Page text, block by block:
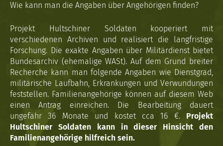
Wie kann man die Angaben über Angehörigen finden?
Projekt Hultschiner Soldaten kooperiert mit
verschiedenen Archiven und realisiert die langfristige
Forschung. Die exakte Angaben über Militärdienst bietet
Bundesarchiv (ehemalige WASt). Auf dem Grund breiter
Recherche kann man folgende Angaben wie Dienstgrad,
militärische Laufbahn, Erkrankungen und Verwundungen
feststellen. Familienangehörige können auf diesem Web
einen Antrag einreichen. Die Bearbeitung dauert
ungefähr 36 Monate und kostet cca 16 €. Projekt
Hultschiner Soldaten kann in dieser Hinsicht den
Familienangehörige hilfreich sein.